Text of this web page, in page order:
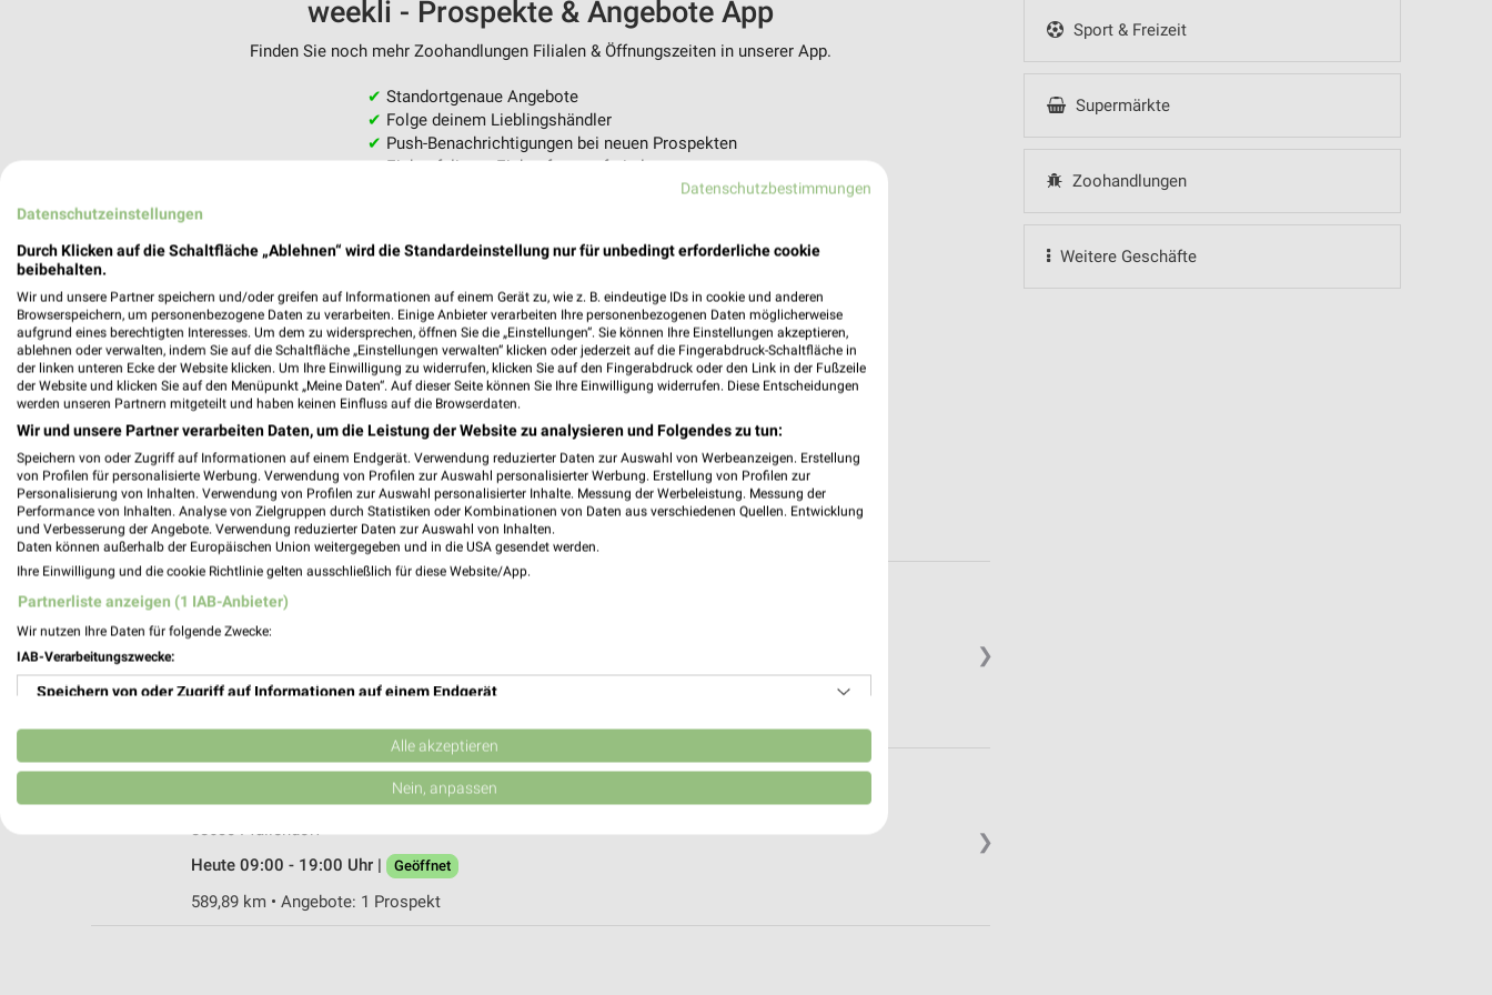
Sport & Freizeit
Supermärkte
Zoohandlungen
Weitere Geschäfte
weekli - Prospekte & Angebote App
Finden Sie noch mehr Zoohandlungen Filialen & Öffnungszeiten in unserer App.
✔ Standortgenaue Angebote
✔ Folge deinem Lieblingshändler
✔ Push-Benachrichtigungen bei neuen Prospekten
✔Einkaufsliste - Einkauf stressfrei planen
❯
Fressnapf Biberach an der Riß
88400 Biberach an der Riß
Heute 09:00 - 20:00 Uhr | Geöffnet
❯
Otterswanger Straße 1-2
88630 Pfullendorf
Heute 09:00 - 19:00 Uhr |
Geöffnet
589,89 km • Angebote: 1 Prospekt
Datenschutzbestimmungen
Datenschutzeinstellungen
Durch Klicken auf die Schaltfläche „Ablehnen“ wird die Standardeinstellung nur für unbedingt erforderliche cookie
beibehalten.
Wir und unsere Partner speichern und/oder greifen auf Informationen auf einem Gerät zu, wie z. B. eindeutige IDs in cookie und anderen
Browserspeichern, um personenbezogene Daten zu verarbeiten. Einige Anbieter verarbeiten Ihre personenbezogenen Daten möglicherweise
aufgrund eines berechtigten Interesses. Um dem zu widersprechen, öffnen Sie die „Einstellungen“. Sie können Ihre Einstellungen akzeptieren,
ablehnen oder verwalten, indem Sie auf die Schaltfläche „Einstellungen verwalten“ klicken oder jederzeit auf die Fingerabdruck-Schaltfläche in
der linken unteren Ecke der Website klicken. Um Ihre Einwilligung zu widerrufen, klicken Sie auf den Fingerabdruck oder den Link in der Fußzeile
der Website und klicken Sie auf den Menüpunkt „Meine Daten“. Auf dieser Seite können Sie Ihre Einwilligung widerrufen. Diese Entscheidungen
werden unseren Partnern mitgeteilt und haben keinen Einfluss auf die Browserdaten.
Wir und unsere Partner verarbeiten Daten, um die Leistung der Website zu analysieren und Folgendes zu tun:
Speichern von oder Zugriff auf Informationen auf einem Endgerät. Verwendung reduzierter Daten zur Auswahl von Werbeanzeigen. Erstellung
von Profilen für personalisierte Werbung. Verwendung von Profilen zur Auswahl personalisierter Werbung. Erstellung von Profilen zur
Personalisierung von Inhalten. Verwendung von Profilen zur Auswahl personalisierter Inhalte. Messung der Werbeleistung. Messung der
Performance von Inhalten. Analyse von Zielgruppen durch Statistiken oder Kombinationen von Daten aus verschiedenen Quellen. Entwicklung
und Verbesserung der Angebote. Verwendung reduzierter Daten zur Auswahl von Inhalten.
Daten können außerhalb der Europäischen Union weitergegeben und in die USA gesendet werden.
Ihre Einwilligung und die cookie Richtlinie gelten ausschließlich für diese Website/App.
Partnerliste anzeigen (1 IAB-Anbieter)
Wir nutzen Ihre Daten für folgende Zwecke:
IAB-Verarbeitungszwecke:
Speichern von oder Zugriff auf Informationen auf einem Endgerät
Verwendung reduzierter Daten zur Auswahl von Werbeanzeigen
Erstellung von Profilen für personalisierte Werbung
Erstellung von Profilen zur Personalisierung von Inhalten
Alle akzeptieren
Nein, anpassen